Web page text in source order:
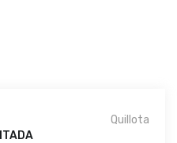
Quillota